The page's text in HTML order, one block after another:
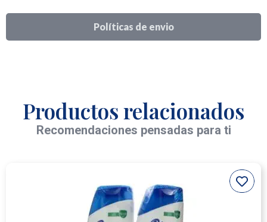
Políticas de envio
Productos relacionados
Recomendaciones pensadas para ti